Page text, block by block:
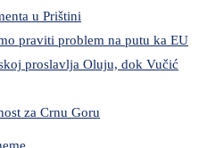
u Prištini
praviti problem na putu ka EU
proslavlja Oluju, dok Vučić
za Crnu Goru